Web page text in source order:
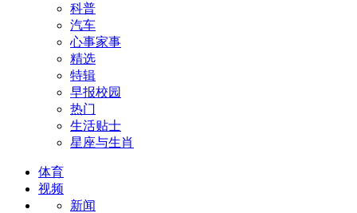
科普
汽车
心事家事
精选
特辑
早报校园
热门
生活贴士
星座与生肖
体育
视频
新闻